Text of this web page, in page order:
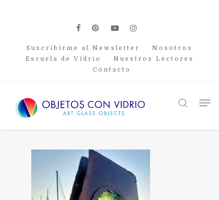
facebook
pinterest
youtubeinstagram
Suscribirme al Newsletter
Nosotros
Escuela de Vidrio
Nuestros Lectores
Contacto
search